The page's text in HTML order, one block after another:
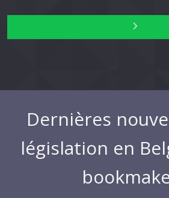
Dernières
législation en